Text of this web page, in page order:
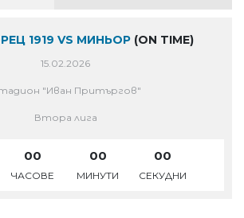
1919 VS МИНЬОР (ON TIME)
15.02.2026
"Иван Притъргов"
Втора лига
00
ЧАСОВЕ
00
МИНУТИ
00
СЕКУДНИ